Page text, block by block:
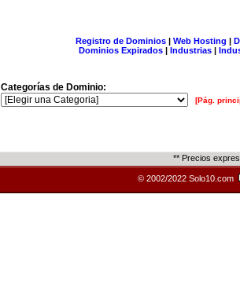
Registro de Dominios| Web Hosting |
Dominios Expirados | Industrias |
Categorías de Dominio:
[Pág.
** Precios
© 2002/2022 Solo10.com